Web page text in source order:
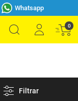
Whatsapp
0
Filtrar